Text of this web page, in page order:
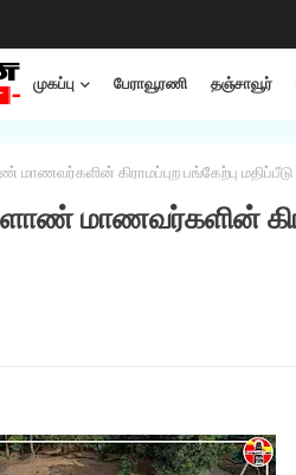
முகப்பு பேராவூரணி தஞ்சாவூர்
மாணவர்களின் கிராமப்புற பங்கேற்பு மதிப்பீடு
மாணவர்களின்